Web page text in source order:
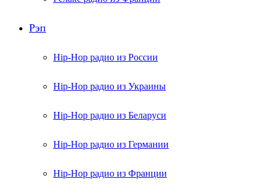
Рэп
Hip-Hop радио из России
Hip-Hop радио из Украины
Hip-Hop радио из Беларуси
Hip-Hop радио из Германии
Hip-Hop радио из Франции